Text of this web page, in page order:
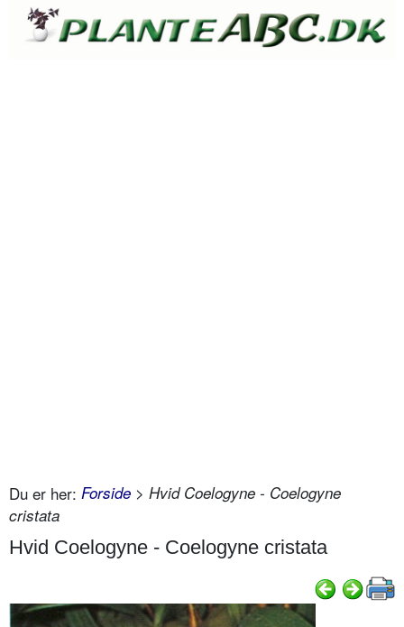
Du er her: Forside > Hvid Coelogyne - Coelogyne
cristata
Hvid Coelogyne - Coelogyne cristata